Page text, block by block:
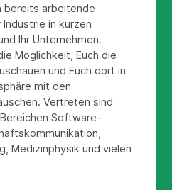
bereits arbeitende
in kurzen
Ihr Unternehmen.
Möglichkeit, Euch die
und Euch dort in
mit den
Vertreten sind
Software-
Medizinphysik und vielen